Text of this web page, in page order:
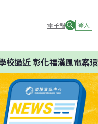
電子報 登入
過近 彰化福漢風電案環